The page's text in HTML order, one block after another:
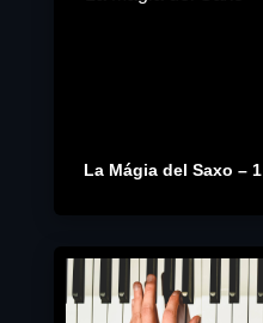
La Mágia del Saxo – 1